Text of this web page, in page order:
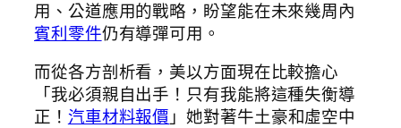
用、公道應用的戰略，盼望能在未來幾周內
賓利零件仍有導彈可用。
而從各方剖析看，美以方面現在比較擔心
「我必須親自出手！只有我能將這種失衡導
正！ 汽車材料報價 」她對著牛土豪和虛空中